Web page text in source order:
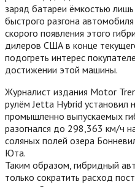
заряд батареи ёмкостью
быстрого разгона
скорого появления этого
дилеров США в конце
подогреть интерес
достижении этой машины.
Журналист издания Motor
рулём Jetta Hybrid установил
промышленно выпускаемых
разогнался до 298,363 км/ч
соляных полей озера
Юта.
Таким образом, гибридный
только сократить расход